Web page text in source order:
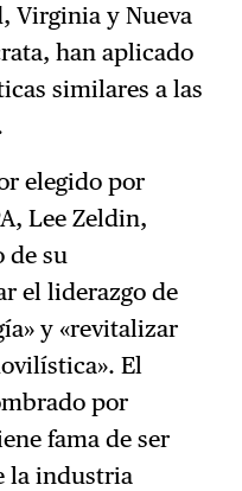
Virginia y Nueva
han aplicado
similares a las
elegido por
Lee Zeldin,
de su
el liderazgo de
y «revitalizar
El
por
fama de ser
la industria